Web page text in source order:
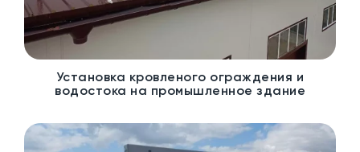
Установка кровленого ограждения и
водостока на промышленное здание